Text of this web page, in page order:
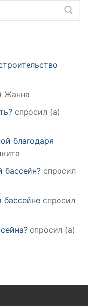
Жанна
спросил (а)
благодаря
бассейн? спросил
бассейне спросил
спросил (а)